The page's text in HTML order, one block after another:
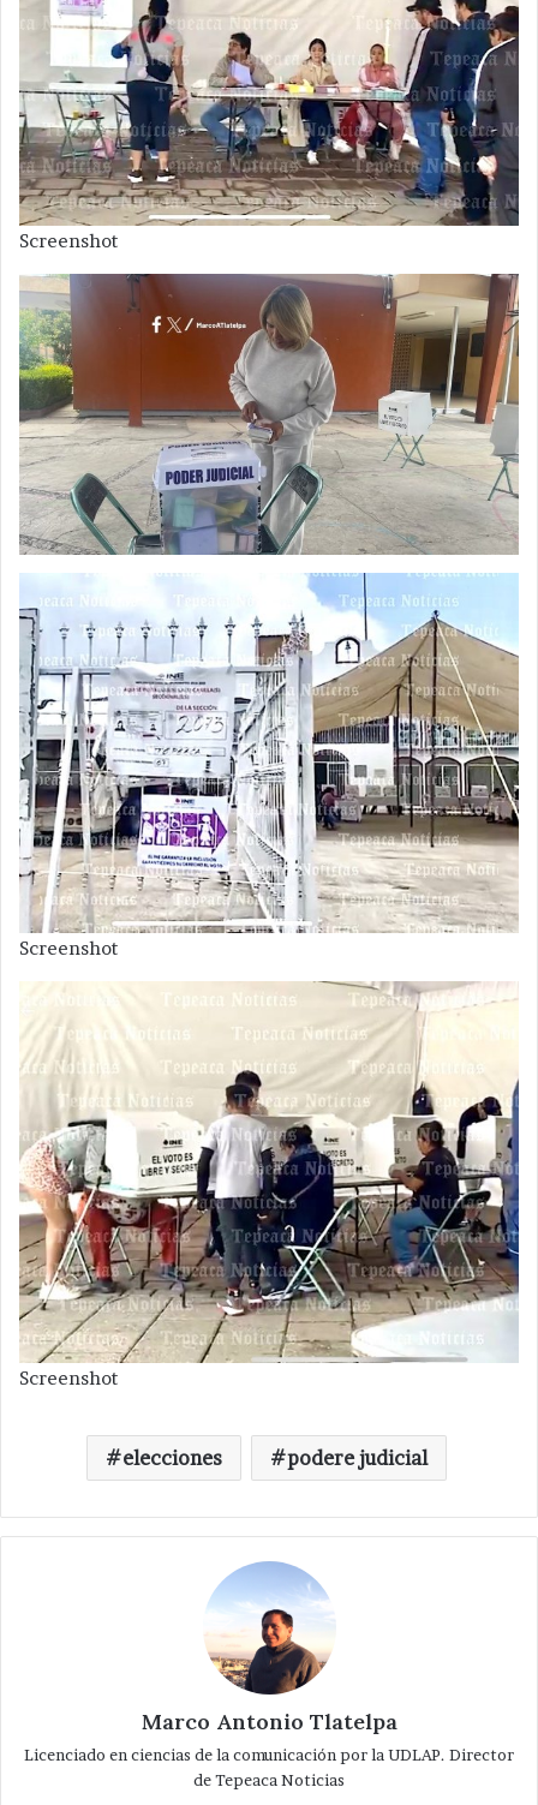
Screenshot
Screenshot
Screenshot
elecciones podere judicial
Marco Antonio Tlatelpa
Licenciado en ciencias de la comunicación por la UDLAP. Director
de Tepeaca Noticias